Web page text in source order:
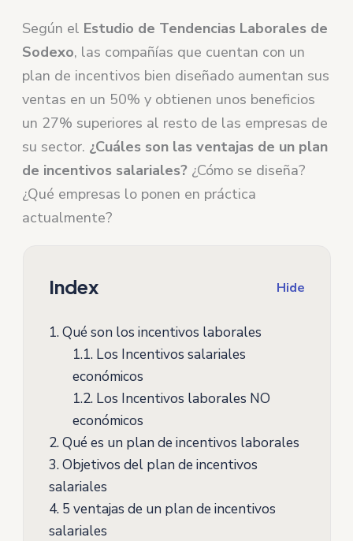
Según el Estudio de Tendencias Laborales de
Sodexo, las compañías que cuentan con un
plan de incentivos bien diseñado aumentan sus
ventas en un 50% y obtienen unos beneficios
un 27% superiores al resto de las empresas de
su sector. ¿Cuáles son las ventajas de un plan
de incentivos salariales? ¿Cómo se diseña?
¿Qué empresas lo ponen en práctica
actualmente?
Index Hide
1.Qué son los incentivos laborales
1.1.Los Incentivos salariales
económicos
1.2.Los Incentivos laborales NO
económicos
2.Qué es un plan de incentivos laborales
3.Objetivos del plan de incentivos
salariales
4.5 ventajas de un plan de incentivos
salariales